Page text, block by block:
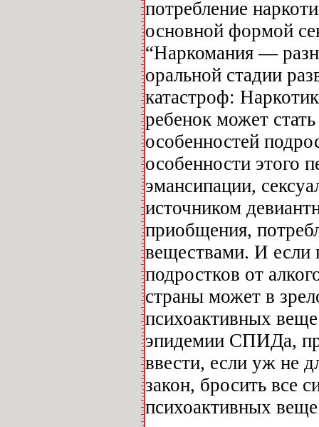
потребление
основной формой
“Наркомания —
оральной стадии
катастроф:
ребенок может
особенностей
особенности этого
эмансипации,
источником
приобщения,
веществами. И если
подростков от
страны может в
психоактивных
эпидемии СПИДа,
ввести, если уж не
закон, бросить все
психоактивных